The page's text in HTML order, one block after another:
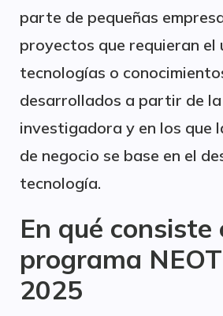
parte de pequeñas
proyectos que requieran el
tecnologías o
desarrollados a partir de
investigadora y en los que
de negocio se base en el
tecnología.
En qué consiste
programa
2025